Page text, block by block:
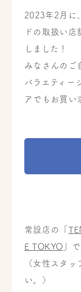
2023年2月に
ドの取扱い
しました！
みなさんのご
バラエティー
アでもお買い
常設店の「
E TOKYO 」
（女性スタ
い。）